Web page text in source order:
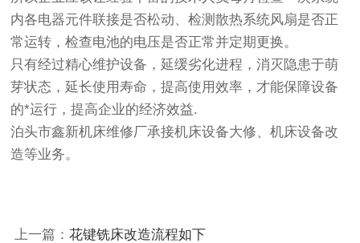
内各电器元件联接是否松动、检测散热系统风扇是否正
常运转，检查电池的电压是否正常并定期更换。
只有经过精心维护设备，延缓劣化进程，消灭隐患于萌
芽状态，延长使用寿命，提高使用效率，才能保障设备
的*运行，提高企业的经济效益.
泊头市鑫新机床维修厂承接机床设备大修、机床设备改
造等业务。
上一篇： 花键铣床改造流程如下